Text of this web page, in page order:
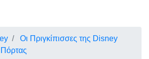
Οι Πριγκίπισσες της Disney